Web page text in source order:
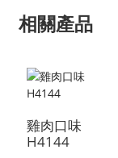
相關產品
雞肉口味
H4144